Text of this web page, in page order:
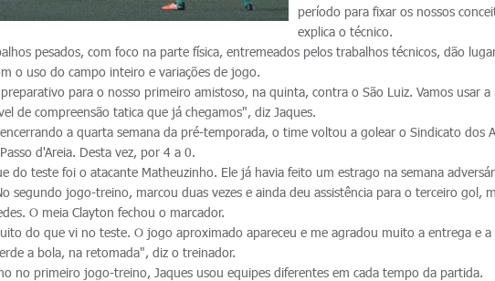
período para fixar os nossos
explica o técnico.
pesados, com foco na parte física, entremeados pelos trabalhos técnicos, dão
o uso do campo inteiro e variações de jogo.
para o nosso primeiro amistoso, na quinta, contra o São Luiz. Vamos usar
de compreensão tatica que já chegamos", diz Jaques.
a quarta semana da pré-temporada, o time voltou a golear o Sindicato dos
d'Areia. Desta vez, por 4 a 0.
do teste foi o atacante Matheuzinho. Ele já havia feito um estrago na semana
segundo jogo-treino, marcou duas vezes e ainda deu assistência para o terceiro gol,
O meia Clayton fechou o marcador.
do que vi no teste. O jogo aproximado apareceu e me agradou muito a entrega e
a bola, na retomada", diz o treinador.
no primeiro jogo-treino, Jaques usou equipes diferentes em cada tempo da partida.